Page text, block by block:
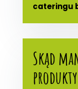
cateringu
Skąd